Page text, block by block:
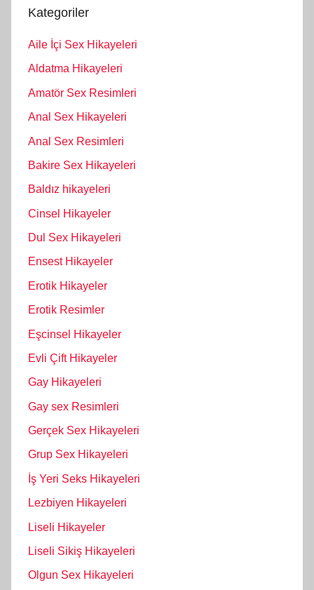
Kategoriler
Aile İçi Sex Hikayeleri
Aldatma Hikayeleri
Amatör Sex Resimleri
Anal Sex Hikayeleri
Anal Sex Resimleri
Bakire Sex Hikayeleri
Baldız hikayeleri
Cinsel Hikayeler
Dul Sex Hikayeleri
Ensest Hikayeler
Erotik Hikayeler
Erotik Resimler
Eşcinsel Hikayeler
Evli Çift Hikayeler
Gay Hikayeleri
Gay sex Resimleri
Gerçek Sex Hikayeleri
Grup Sex Hikayeleri
İş Yeri Seks Hikayeleri
Lezbiyen Hikayeleri
Liseli Hikayeler
Liseli Sikiş Hikayeleri
Olgun Sex Hikayeleri